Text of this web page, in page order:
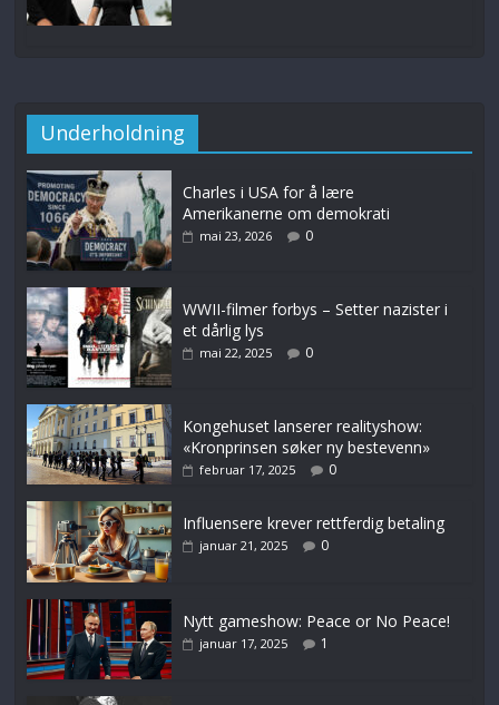
Underholdning
Charles i USA for å lære
Amerikanerne om demokrati
mai 23, 2026 0
WWII-filmer forbys – Setter nazister i
et dårlig lys
mai 22, 2025 0
Kongehuset lanserer realityshow:
«Kronprinsen søker ny bestevenn»
februar 17, 2025 0
Influensere krever rettferdig betaling
januar 21, 2025 0
Nytt gameshow: Peace or No Peace!
januar 17, 2025 1